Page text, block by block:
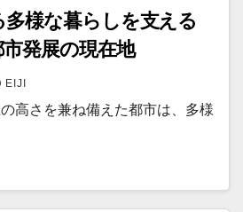
様な暮らしを支える
発展の現在地
EIJI
高さを兼ね備えた都市は、多様